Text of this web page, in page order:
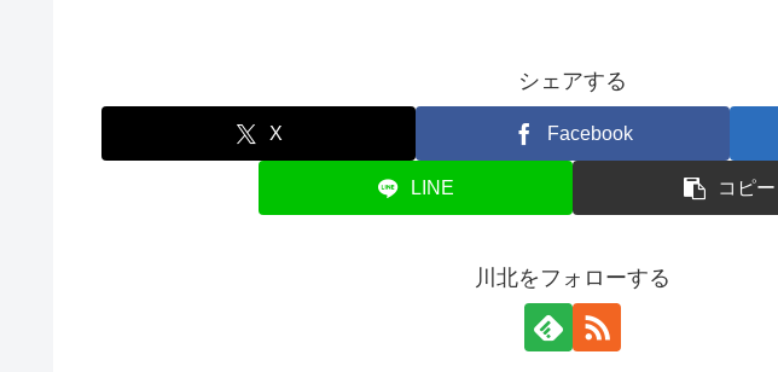
シェアする
X Facebook
LINE コピー
川北をフォローする